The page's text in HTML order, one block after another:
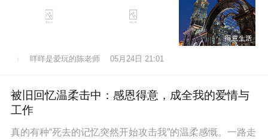
咩咩是爱玩的陈老师 05月24日 21:01
被旧回忆温柔击中：感恩得意，成全我的爱情与
工作
真的有种“死去的记忆突然开始攻击我”的温柔感慨。一路走